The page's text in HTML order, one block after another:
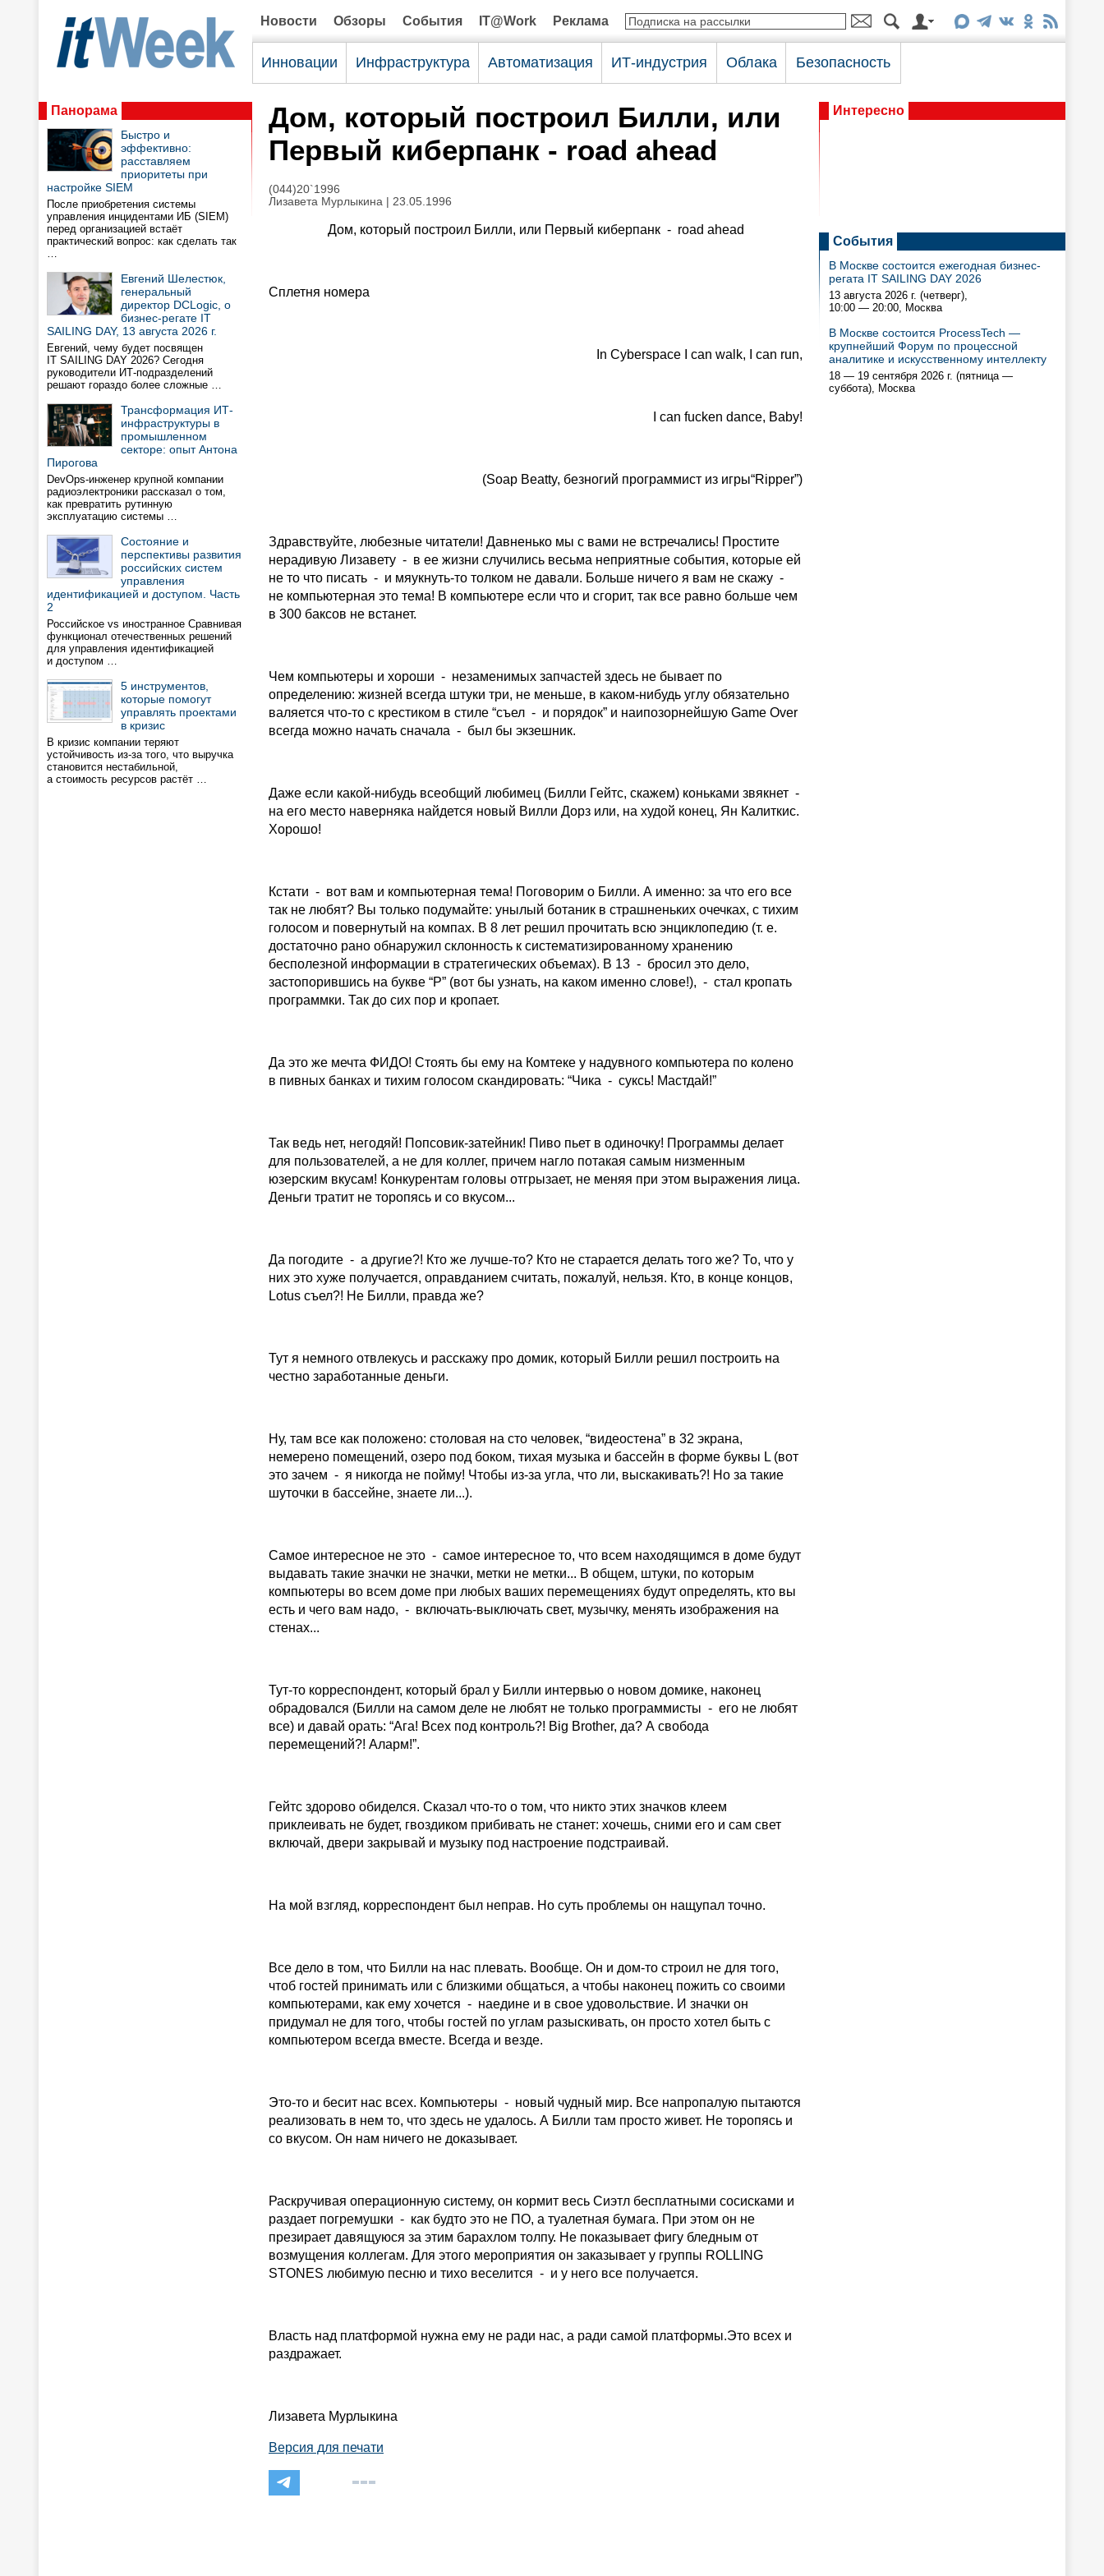
Новости Обзоры События IT@Work Реклама
Инновации Инфраструктура Автоматизация ИТ-индустрия Облака Безопасность
Панорама
Быстро и
эффективно:
расставляем
приоритеты при
настройке SIEM
После приобретения системы
управления инцидентами ИБ (SIEM)
перед организацией встаёт
практический вопрос: как сделать так
…
Евгений Шелестюк,
генеральный
директор DCLogic, о
бизнес-регате IT
SAILING DAY, 13 августа 2026 г.
Евгений, чему будет посвящен
IT SAILING DAY 2026? Сегодня
руководители ИТ-подразделений
решают гораздо более сложные …
Трансформация ИТ-
инфраструктуры в
промышленном
секторе: опыт Антона
Пирогова
DevOps-инженер крупной компании
радиоэлектроники рассказал о том,
как превратить рутинную
эксплуатацию системы …
Состояние и
перспективы развития
российских систем
управления
идентификацией и доступом. Часть
2
Российское vs иностранное Сравнивая
функционал отечественных решений
для управления идентификацией
и доступом …
5 инструментов,
которые помогут
управлять проектами
в кризис
В кризис компании теряют
устойчивость из-за того, что выручка
становится нестабильной,
а стоимость ресурсов растёт …
Дом, который построил Билли, или
Первый киберпанк - road ahead
(044)20`1996
Лизавета Мурлыкина | 23.05.1996
Дом, который построил Билли, или Первый киберпанк - road ahead
Сплетня номера
In Cyberspace I can walk, I can run,
I can fucken dance, Baby!
(Soap Beatty, безногий программист из игры“Ripper”)
Здравствуйте, любезные читатели! Давненько мы с вами не встречались! Простите
нерадивую Лизавету - в ее жизни случились весьма неприятные события, которые ей
не то что писать - и мяукнуть-то толком не давали. Больше ничего я вам не скажу -
не компьютерная это тема! В компьютере если что и сгорит, так все равно больше чем
в 300 баксов не встанет.
Чем компьютеры и хороши - незаменимых запчастей здесь не бывает по
определению: жизней всегда штуки три, не меньше, в каком-нибудь углу обязательно
валяется что-то с крестиком в стиле “съел - и порядок” и наипозорнейшую Game Over
всегда можно начать сначала - был бы экзешник.
Даже если какой-нибудь всеобщий любимец (Билли Гейтс, скажем) коньками звякнет -
на его место наверняка найдется новый Вилли Дорз или, на худой конец, Ян Калиткис.
Хорошо!
Кстати - вот вам и компьютерная тема! Поговорим о Билли. А именно: за что его все
так не любят? Вы только подумайте: унылый ботаник в страшненьких очечках, с тихим
голосом и повернутый на компах. В 8 лет решил прочитать всю энциклопедию (т. е.
достаточно рано обнаружил склонность к систематизированному хранению
бесполезной информации в стратегических объемах). В 13 - бросил это дело,
застопорившись на букве “P” (вот бы узнать, на каком именно слове!), - стал кропать
программки. Так до сих пор и кропает.
Да это же мечта ФИДО! Стоять бы ему на Комтеке у надувного компьютера по колено
в пивных банках и тихим голосом скандировать: “Чика - суксь! Мастдай!”
Так ведь нет, негодяй! Попсовик-затейник! Пиво пьет в одиночку! Программы делает
для пользователей, а не для коллег, причем нагло потакая самым низменным
юзерским вкусам! Конкурентам головы отгрызает, не меняя при этом выражения лица.
Деньги тратит не торопясь и со вкусом...
Да погодите - а другие?! Кто же лучше-то? Кто не старается делать того же? То, что у
них это хуже получается, оправданием считать, пожалуй, нельзя. Кто, в конце концов,
Lotus съел?! Не Билли, правда же?
Тут я немного отвлекусь и расскажу про домик, который Билли решил построить на
честно заработанные деньги.
Ну, там все как положено: столовая на сто человек, “видеостена” в 32 экрана,
немерено помещений, озеро под боком, тихая музыка и бассейн в форме буквы L (вот
это зачем - я никогда не пойму! Чтобы из-за угла, что ли, выскакивать?! Но за такие
шуточки в бассейне, знаете ли...).
Самое интересное не это - самое интересное то, что всем находящимся в доме будут
выдавать такие значки не значки, метки не метки... В общем, штуки, по которым
компьютеры во всем доме при любых ваших перемещениях будут определять, кто вы
есть и чего вам надо, - включать-выключать свет, музычку, менять изображения на
стенах...
Тут-то корреспондент, который брал у Билли интервью о новом домике, наконец
обрадовался (Билли на самом деле не любят не только программисты - его не любят
все) и давай орать: “Ага! Всех под контроль?! Big Brother, да? А свобода
перемещений?! Аларм!”.
Гейтс здорово обиделся. Сказал что-то о том, что никто этих значков клеем
приклеивать не будет, гвоздиком прибивать не станет: хочешь, сними его и сам свет
включай, двери закрывай и музыку под настроение подстраивай.
На мой взгляд, корреспондент был неправ. Но суть проблемы он нащупал точно.
Все дело в том, что Билли на нас плевать. Вообще. Он и дом-то строил не для того,
чтоб гостей принимать или с близкими общаться, а чтобы наконец пожить со своими
компьютерами, как ему хочется - наедине и в свое удовольствие. И значки он
придумал не для того, чтобы гостей по углам разыскивать, он просто хотел быть с
компьютером всегда вместе. Всегда и везде.
Это-то и бесит нас всех. Компьютеры - новый чудный мир. Все напропалую пытаются
реализовать в нем то, что здесь не удалось. А Билли там просто живет. Не торопясь и
со вкусом. Он нам ничего не доказывает.
Раскручивая операционную систему, он кормит весь Сиэтл бесплатными сосисками и
раздает погремушки - как будто это не ПО, а туалетная бумага. При этом он не
презирает давящуюся за этим барахлом толпу. Не показывает фигу бледным от
возмущения коллегам. Для этого мероприятия он заказывает у группы ROLLING
STONES любимую песню и тихо веселится - и у него все получается.
Власть над платформой нужна ему не ради нас, а ради самой платформы.Это всех и
раздражает.
Лизавета Мурлыкина
Версия для печати
Интересно
События
В Москве состоится ежегодная бизнес-
регата IT SAILING DAY 2026
13 августа 2026 г. (четверг),
10:00 — 20:00, Москва
В Москве состоится ProcessTech —
крупнейший Форум по процессной
аналитике и искусственному интеллекту
18 — 19 сентября 2026 г. (пятница —
суббота), Москва